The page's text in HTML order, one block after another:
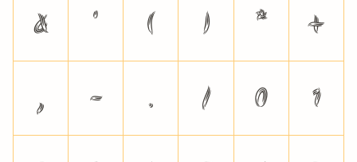
&
' ( ) *
+
,
- . / 0
1